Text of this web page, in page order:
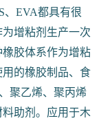
、EVA都具有很
增粘剂生产一次
胶体系作为增粘
的橡胶制品、食
聚乙烯、聚丙烯
助剂。应用于木